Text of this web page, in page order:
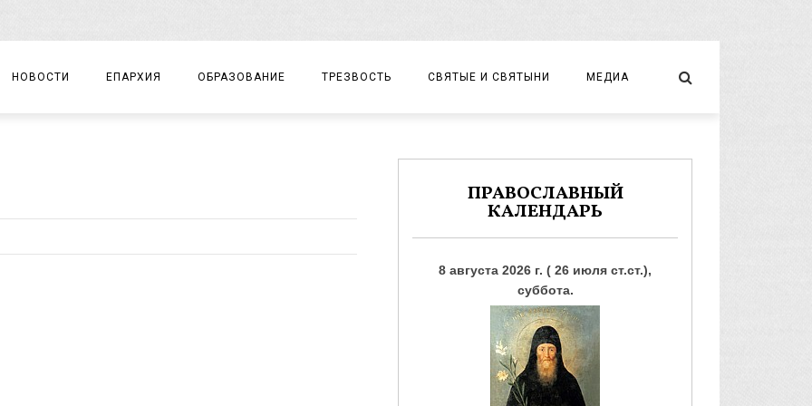
НОВОСТИ ЕПАРХИЯ
ДОКУМЕНТЫ
ЕПАРХИАЛЬНЫЕ ОТДЕЛЫ
ОБРАЗОВАНИЕ
ДЕТСКИЙ ТУРИЗМ
ТРЕЗВОСТЬ
ЗАМЕТКИ
СВЯТЫЕ И СВЯТЫНИ МЕДИА
ФОТО
ПРАВОСЛАВНЫЙ
КАЛЕНДАРЬ
8 августа 2026 г. ( 26 июля ст.ст.),
суббота.